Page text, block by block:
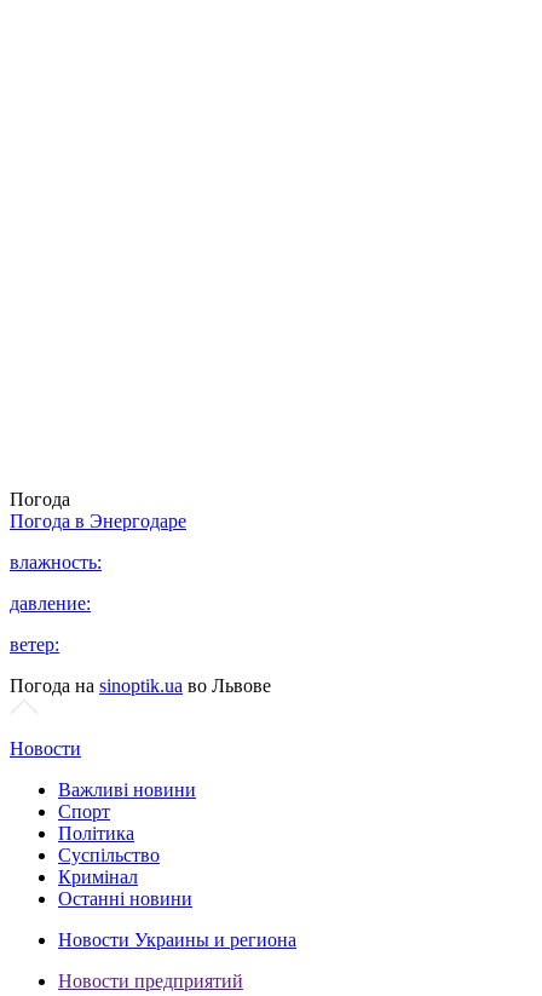
Погода
Погода в Энергодаре
влажность:
давление:
ветер:
Погода на sinoptik.ua во Львове
Новости
Важливі новини
Спорт
Політика
Суспільство
Кримінал
Останні новини
Новости Украины и региона
Новости предприятий